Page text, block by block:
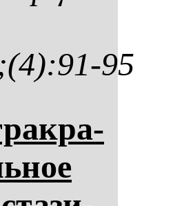
95